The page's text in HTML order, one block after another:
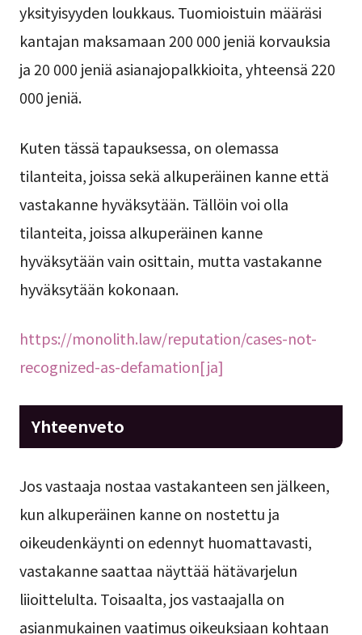
yksityisyyden loukkaus. Tuomioistuin määräsi
kantajan maksamaan 200 000 jeniä korvauksia
ja 20 000 jeniä asianajopalkkioita, yhteensä 220
000 jeniä.
Kuten tässä tapauksessa, on olemassa
tilanteita, joissa sekä alkuperäinen kanne että
vastakanne hyväksytään. Tällöin voi olla
tilanteita, joissa alkuperäinen kanne
hyväksytään vain osittain, mutta vastakanne
hyväksytään kokonaan.
https://monolith.law/reputation/cases-not-
recognized-as-defamation[ja]
Yhteenveto
Jos vastaaja nostaa vastakanteen sen jälkeen,
kun alkuperäinen kanne on nostettu ja
oikeudenkäynti on edennyt huomattavasti,
vastakanne saattaa näyttää hätävarjelun
liioittelulta. Toisaalta, jos vastaajalla on
asianmukainen vaatimus oikeuksiaan kohtaan